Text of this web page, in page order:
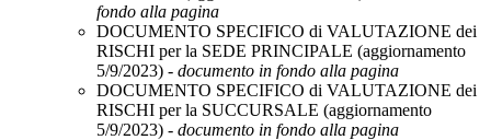
fondo alla pagina
DOCUMENTO SPECIFICO di VALUTAZIONE dei
RISCHI per la SEDE PRINCIPALE (aggiornamento
5/9/2023) - documento in fondo alla pagina
DOCUMENTO SPECIFICO di VALUTAZIONE dei
RISCHI per la SUCCURSALE (aggiornamento
5/9/2023) - documento in fondo alla pagina